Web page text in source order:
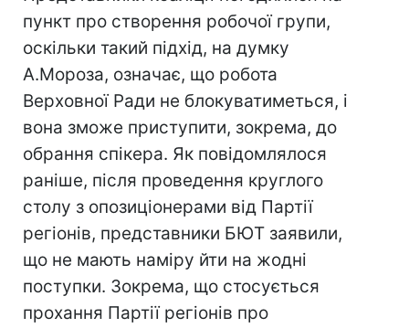
пункт про створення робочої групи,
оскільки такий підхід, на думку
А.Мороза, означає, що робота
Верховної Ради не блокуватиметься, і
вона зможе приступити, зокрема, до
обрання спікера. Як повідомлялося
раніше, після проведення круглого
столу з опозиціонерами від Партії
регіонів, представники БЮТ заявили,
що не мають наміру йти на жодні
поступки. Зокрема, що стосується
прохання Партії регіонів про